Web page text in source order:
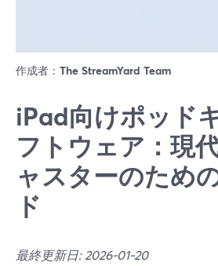
作成者： The StreamYard Team
iPad向けポッド
フトウェア：現
ャスターのため
ド
最終更新日: 2026-01-20